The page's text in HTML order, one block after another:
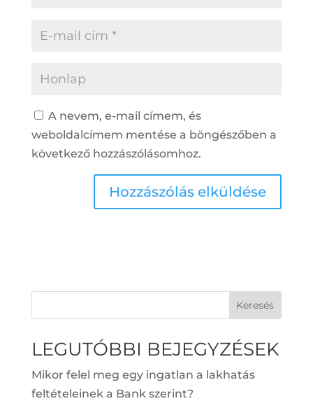
A nevem, e-mail címem, és
weboldalcímem mentése a böngészőben a
következő hozzászólásomhoz.
Keresés
LEGUTÓBBI BEJEGYZÉSEK
Mikor felel meg egy ingatlan a lakhatás
feltételeinek a Bank szerint?